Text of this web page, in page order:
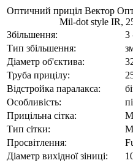
Оптичний приціл Вектор
Mil-dot style IR,
Збільшення:
3
Тип збільшення:
Діаметр об'єктива:
Труба прицілу:
Відстройка паралакса:
Особливість:
Прицільна сітка:
Тип сітки:
Просвітлення:
Діаметр вихідної зіниці: